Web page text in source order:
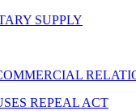
SUPPLY
REPEAL ACT